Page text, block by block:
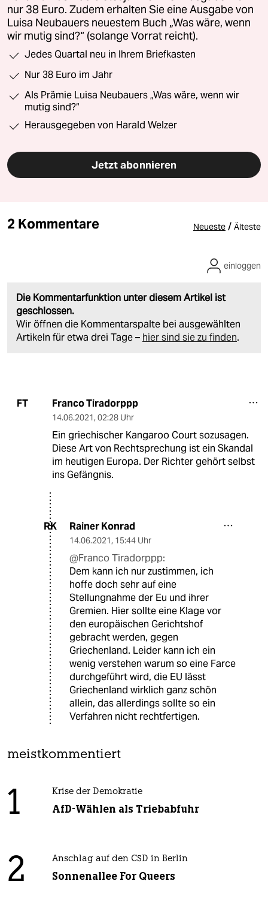
nur 38 Euro. Zudem erhalten Sie eine Ausgabe von
Luisa Neubauers neuestem Buch „Was wäre, wenn
wir mutig sind?“ (solange Vorrat reicht).
Jedes Quartal neu in Ihrem Briefkasten
Nur 38 Euro im Jahr
Als Prämie Luisa Neubauers „Was wäre, wenn wir
mutig sind?“
Herausgegeben von Harald Welzer
Jetzt abonnieren
2 Kommentare Neueste / Älteste
Die Kommentarfunktion unter diesem Artikel ist
geschlossen.
Wir öffnen die Kommentarspalte bei ausgewählten
Artikeln für etwa drei Tage – hier sind sie zu finden.
einloggen
FT Franco Tiradorppp
14.06.2021, 02:28 Uhr
Ein griechischer Kangaroo Court sozusagen.
Diese Art von Rechtsprechung ist ein Skandal
im heutigen Europa. Der Richter gehört selbst
ins Gefängnis.
RK Rainer Konrad
14.06.2021, 15:44 Uhr
@Franco Tiradorppp:
Dem kann ich nur zustimmen, ich
hoffe doch sehr auf eine
Stellungnahme der Eu und ihrer
Gremien. Hier sollte eine Klage vor
den europäischen Gerichtshof
gebracht werden, gegen
Griechenland. Leider kann ich ein
wenig verstehen warum so eine Farce
durchgeführt wird, die EU lässt
Griechenland wirklich ganz schön
allein, das allerdings sollte so ein
Verfahren nicht rechtfertigen.
meistkommentiert
1 Krise der Demokratie
AfD-Wählen als Triebabfuhr
2 Anschlag auf den CSD in Berlin
Sonnenallee For Queers